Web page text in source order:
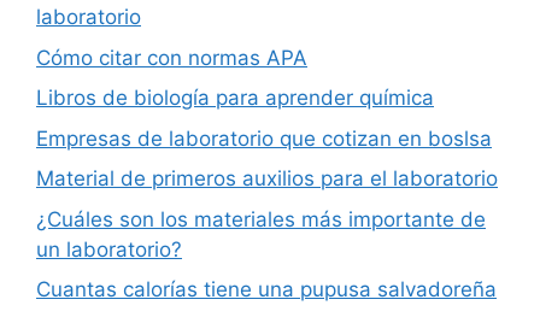
laboratorio
Cómo citar con normas APA
Libros de biología para aprender química
Empresas de laboratorio que cotizan en boslsa
Material de primeros auxilios para el laboratorio
¿Cuáles son los materiales más importante de
un laboratorio?
Cuantas calorías tiene una pupusa salvadoreña